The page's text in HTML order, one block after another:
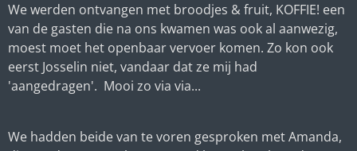
We werden ontvangen met broodjes & fruit, KOFFIE! een
van de gasten die na ons kwamen was ook al aanwezig,
moest moet het openbaar vervoer komen. Zo kon ook
eerst Josselin niet, vandaar dat ze mij had
'aangedragen'. Mooi zo via via...
We hadden beide van te voren gesproken met Amanda,